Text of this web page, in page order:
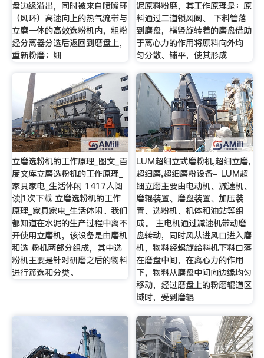
盘边缘溢出，同时被来自喷嘴环
（风环）高速向上的热气流带与
立磨一体的高效选粉机内，粗粉
经分离器分选后返回到磨盘上，
重新粉磨；细
泥原料粉磨，其工作原理是：原
料通过二道锁风阀、 下料管落
到磨盘，横竖旋转着的磨盘借助
于离心力的作用将原料向外均
匀分散、铺平，使其形成
立磨选粉机的工作原理_图文_百
度文库立磨选粉机的工作原理_
家具家电_生活休闲 1417人阅
读|1次下载 立磨选粉机的工作
原理_家具家电_生活休闲。我们
都知道在水泥的生产过程中离不
开使用立磨机，该设备是由磨机
和选 粉机两部分组成，其中选
粉机主要是针对研磨之后的物料
进行筛选和分类。
LUM超细立式磨粉机,超细立磨,
超细磨,超细磨粉设备- LUM超
细立磨主要由电动机、减速机、
磨辊装置、磨盘装置、加压装
置、选粉机、机体和油站等组
成。 主电机通过减速机带动磨
盘转动，同时风从进风口进入磨
机，物料经螺旋给料机下料口落
在磨盘中间，在离心力的作用
下，物料从磨盘中间向边缘均匀
移动，经过磨盘上的粉磨辊道区
域时，受到磨辊